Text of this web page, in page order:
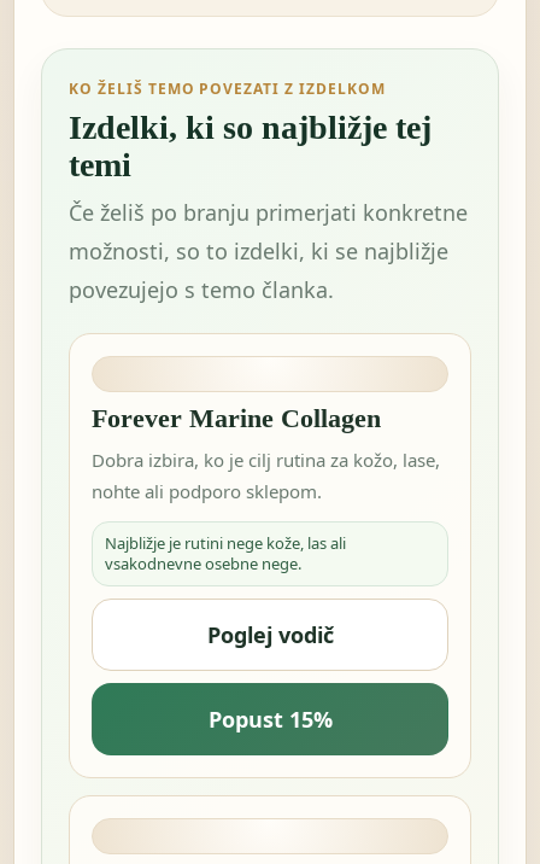
KO ŽELIŠ TEMO POVEZATI Z IZDELKOM
Izdelki, ki so najbližje tej
temi
Če želiš po branju primerjati konkretne
možnosti, so to izdelki, ki se najbližje
povezujejo s temo članka.
Forever Marine Collagen
Dobra izbira, ko je cilj rutina za kožo, lase,
nohte ali podporo sklepom.
Najbližje je rutini nege kože, las ali
vsakodnevne osebne nege.
Poglej vodič
Popust 15%